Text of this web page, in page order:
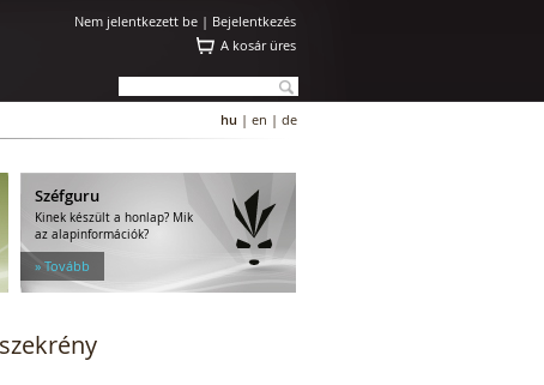
Nem jelentkezett be | Bejelentkezés
A kosár üres
hu | en | de
Széfguru
Kinek készült a honlap? Mik
az alapinformációk?
» Tovább